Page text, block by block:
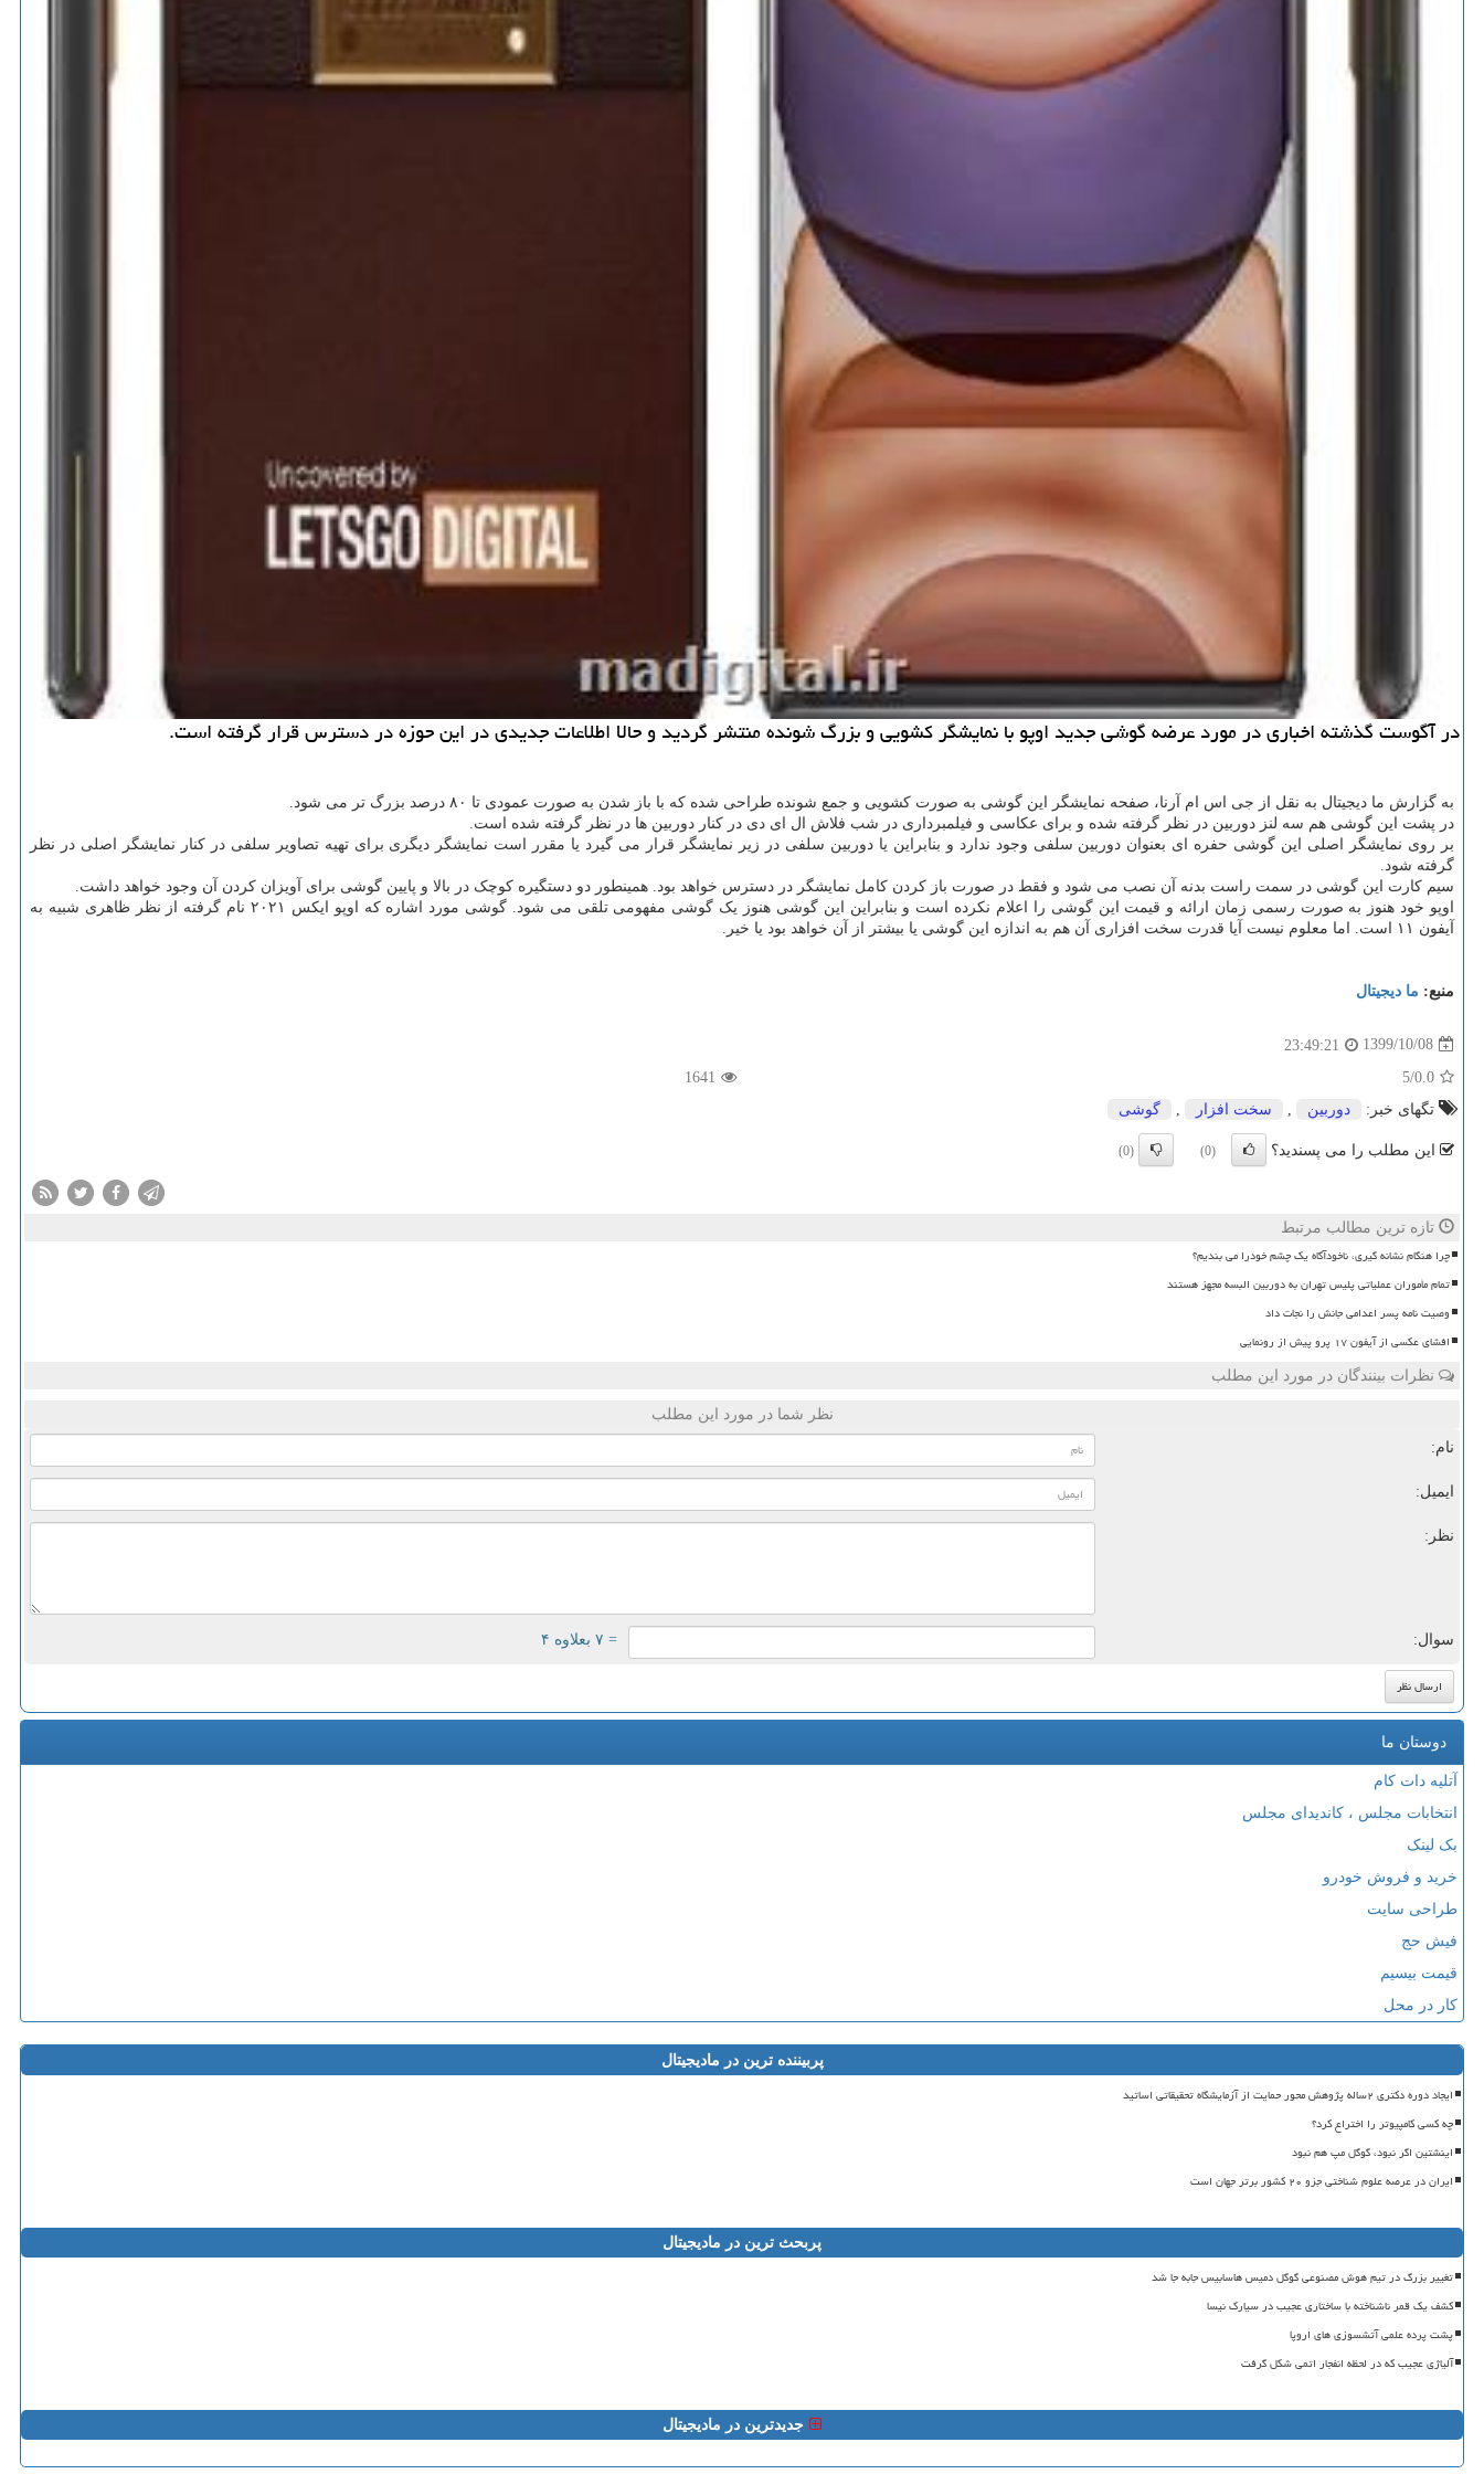
در آگوست گذشته اخباری در مورد عرضه گوشی جدید اوپو با نمایشگر کشویی و بزرگ شونده منتشر گردید و حالا اطلاعات جدیدی در این حوزه در دسترس قرار گرفته است.
به گزارش ما دیجیتال به نقل از جی اس ام آرنا، صفحه نمایشگر این گوشی به صورت کشویی و جمع شونده طراحی شده که با باز شدن به صورت عمودی تا ۸۰ درصد بزرگ تر می شود.
در پشت این گوشی هم سه لنز دوربین در نظر گرفته شده و برای عکاسی و فیلمبرداری در شب فلاش ال ای دی در کنار دوربین ها در نظر گرفته شده است.
بر روی نمایشگر اصلی این گوشی حفره ای بعنوان دوربین سلفی وجود ندارد و بنابراین یا دوربین سلفی در زیر نمایشگر قرار می گیرد یا مقرر است نمایشگر دیگری برای تهیه تصاویر سلفی در کنار نمایشگر اصلی در نظر
گرفته شود.
سیم کارت این گوشی در سمت راست بدنه آن نصب می شود و فقط در صورت باز کردن کامل نمایشگر در دسترس خواهد بود. همینطور دو دستگیره کوچک در بالا و پایین گوشی برای آویزان کردن آن وجود خواهد داشت.
اوپو خود هنوز به صورت رسمی زمان ارائه و قیمت این گوشی را اعلام نکرده است و بنابراین این گوشی هنوز یک گوشی مفهومی تلقی می شود. گوشی مورد اشاره که اوپو ایکس ۲۰۲۱ نام گرفته از نظر ظاهری شبیه به
آیفون ۱۱ است. اما معلوم نیست آیا قدرت سخت افزاری آن هم به اندازه این گوشی یا بیشتر از آن خواهد بود یا خیر.
منبع: ما دیجیتال
1399/10/08
23:49:21
0.0
/5
1641
تگهای خبر:
دوربین , سخت افزار , گوشی
این مطلب را می پسندید؟ (0)
(0)
تازه ترین مطالب مرتبط
چرا هنگام نشانه گیری، ناخودآگاه یک چشم خودرا می بندیم؟
تمام مأموران عملیاتی پلیس تهران به دوربین البسه مجهز هستند
وصیت نامه پسر اعدامی جانش را نجات داد
افشای عکسی از آیفون ۱۷ پرو پیش از رونمایی
نظرات بینندگان در مورد این مطلب
نظر شما در مورد این مطلب
نام:
ایمیل:
نظر:
سوال: = ۷ بعلاوه ۴
دوستان ما
آتلیه دات کام
انتخابات مجلس ، کاندیدای مجلس
بک لینک
خرید و فروش خودرو
طراحی سایت
فیش حج
قیمت بیسیم
کار در محل
پربیننده ترین در مادیجیتال
ایجاد دوره دکتری ۲ساله پژوهش محور حمایت از آزمایشگاه تحقیقاتی اساتید
چه کسی کامپیوتر را اختراع کرد؟
اینشتین اگر نبود، گوگل مپ هم نبود
ایران در عرصه علوم شناختی جزو ۲۰ کشور برتر جهان است
پربحث ترین در مادیجیتال
تغییر بزرگ در تیم هوش مصنوعی گوگل دمیس هاسابیس جابه جا شد
کشف یک قمر ناشناخته با ساختاری عجیب در سیارک نیسا
پشت پرده علمی آتشسوزی های اروپا
آلیاژی عجیب که در لحظه انفجار اتمی شکل گرفت
جدیدترین در مادیجیتال